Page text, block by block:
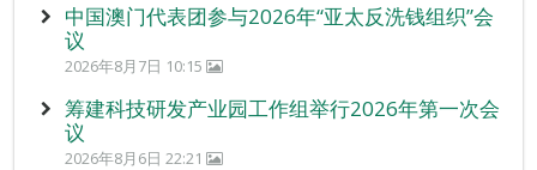
中国澳门代表团参与2026年“亚太反洗钱组织”会
议
2026年8月7日 10:15
筹建科技研发产业园工作组举行2026年第一次会
议
2026年8月6日 22:21